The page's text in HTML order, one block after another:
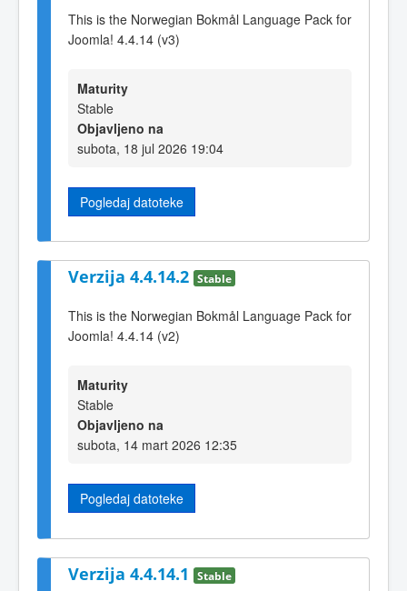
This is the Norwegian Bokmål Language Pack for
Joomla! 4.4.14 (v3)
Maturity
Stable
Objavljeno na
subota, 18 jul 2026 19:04
Pogledaj datoteke
Verzija 4.4.14.2 Stable
This is the Norwegian Bokmål Language Pack for
Joomla! 4.4.14 (v2)
Maturity
Stable
Objavljeno na
subota, 14 mart 2026 12:35
Pogledaj datoteke
Verzija 4.4.14.1 Stable